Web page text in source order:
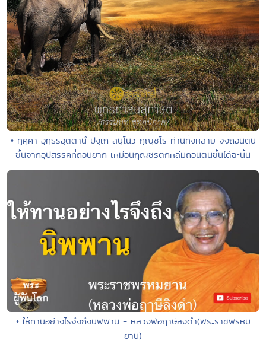
• ทุคฺคา อุทฺธรอฺตตานํ ปงฺเก สนฺโนว กุญฺชโร ท่านทั้งหลาย จงถอนตน
ขึ้นจากอุปสรรคที่ถอนยาก เหมือนกุญชรตกหล่มถอนตนขึ้นได้ฉะนั้น
• ให้ทานอย่างไรจึงถึงนิพพาน - หลวงพ่อฤาษีลิงดำ(พระราชพรหม
ยาน)